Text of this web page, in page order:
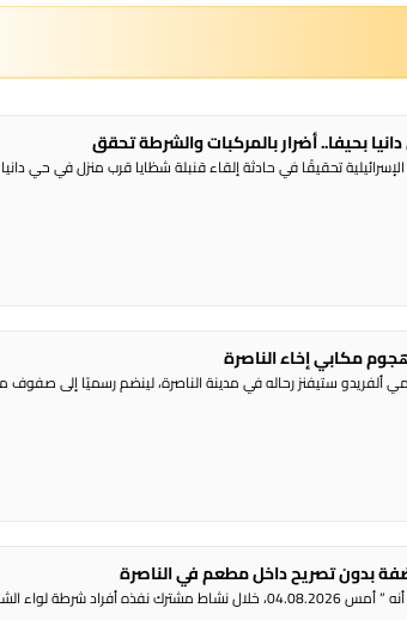
بحيفا.. أضرار بالمركبات والشرطة تحقق
تحقيقًا في حادثة إلقاء قنبلة شظايا قرب منزل في حي دانيا
مكابي إخاء الناصرة
ألفريدو ستيفنز رحاله في مدينة الناصرة، لينضم رسميًا إلى صفوف
بدون تصريح داخل مطعم في الناصرة
راديو الناس – بث مباشر أعلنت الشرطة أنه ” أمس 04.08.2026، خلال نشاط مشترك نفذه أفراد شرطة